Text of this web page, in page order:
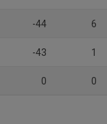
-44 6
-43 1
0 0